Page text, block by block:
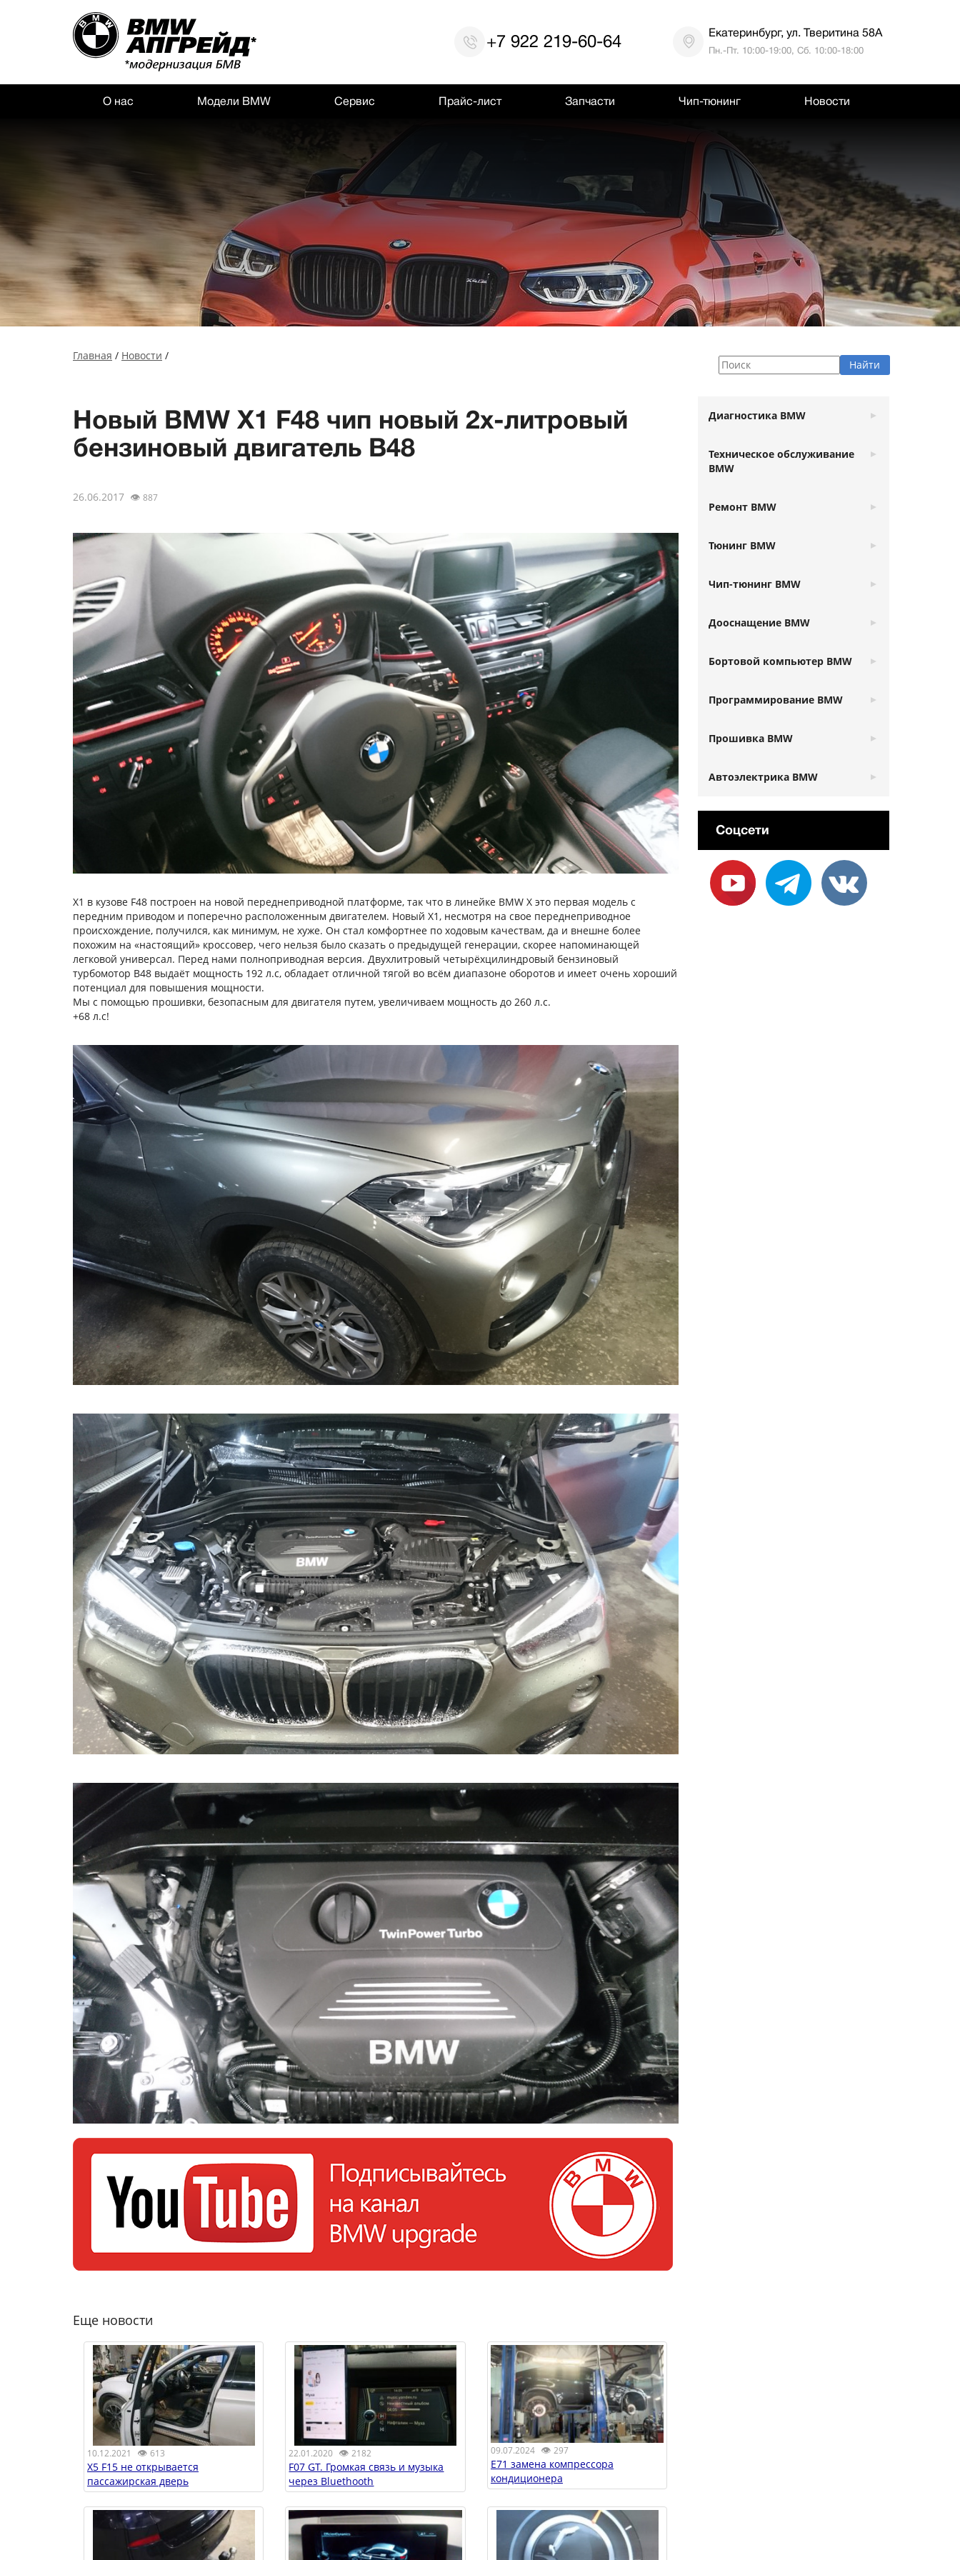
+7 922 219-60-64 Екатеринбург, ул. Тверитина 58А
Пн.-Пт. 10:00-19:00, Сб. 10:00-18:00
О нас Модели BMW Сервис Прайс-лист Запчасти Чип-тюнинг Новости
Главная / Новости /
Новый BMW X1 F48 чип новый 2х-литровый
бензиновый двигатель B48
26.06.2017 👁 887
X1 в кузове F48 построен на новой переднеприводной платформе, так что в линейке BMW X это первая модель с
передним приводом и поперечно расположенным двигателем. Новый X1, несмотря на свое переднеприводное
происхождение, получился, как минимум, не хуже. Он стал комфортнее по ходовым качествам, да и внешне более
похожим на «настоящий» кроссовер, чего нельзя было сказать о предыдущей генерации, скорее напоминающей
легковой универсал. Перед нами полноприводная версия. Двухлитровый четырёхцилиндровый бензиновый
турбомотор B48 выдаёт мощность 192 л.с, обладает отличной тягой во всём диапазоне оборотов и имеет очень хороший
потенциал для повышения мощности.
Мы с помощью прошивки, безопасным для двигателя путем, увеличиваем мощность до 260 л.с.
+68 л.с!
Еще новости
10.12.2021 👁 613
X5 F15 не открывается
пассажирская дверь
22.01.2020 👁 2182
F07 GT. Громкая связь и музыка
через Bluethooth
09.07.2024👁 297
E71 замена компрессора
кондиционера
Диагностика BMW
Техническое обслуживание
BMW
Ремонт BMW
Тюнинг BMW
Чип-тюнинг BMW
Дооснащение BMW
Бортовой компьютер BMW
Программирование BMW
Прошивка BMW
Автоэлектрика BMW
Соцсети